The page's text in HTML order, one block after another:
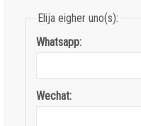
Elija eigher uno(s):
Whatsapp:
Wechat: